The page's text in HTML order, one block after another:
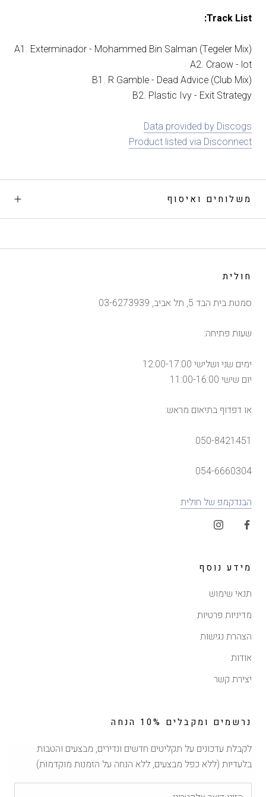
הנחה של 10% ברכישה
ראשונה
Track List:
A1. Exterminador - Mohammed Bin Salman (Tegeler Mix)
A2. Craow - lot
B1. R Gamble - Dead Advice (Club Mix)
B2. Plastic Ivy - Exit Strategy
Data provided by Discogs
Product listed via Disconnect
משלוחים ואיסוף
חולית
סמטת בית הבד 5, תל אביב, 03-6273939
שעות פתיחה:
ימים שני ושלישי 12:00-17:00
יום שישי 11:00-16:00
או דפדוף בתיאום מראש:
050-8421451
054-6660304
הבנדקמפ של חולית
מידע נוסף
תנאי שימוש
מדיניות פרטיות
הצהרת נגישות
אודות
יצירת קשר
נרשמים ומקבלים 10% הנחה
לקבלת עדכונים על תקליטים חדשים ונדירים, מבצעים והטבות
בלעדיות (ללא כפל מבצעים, ללא הנחה על הזמנות מוקדמות)